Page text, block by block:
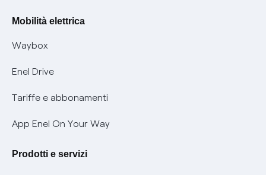
Offerte Placet non vulnerabili
Offerta Tutela Vulnerabilità Gas
Mobilità Elettrica
Phishing e truffe online
Verifica chi ti ha chiamato
Mobilità elettrica
Waybox
Enel Drive
Tariffe e abbonamenti
App Enel On Your Way
Prodotti e servizi